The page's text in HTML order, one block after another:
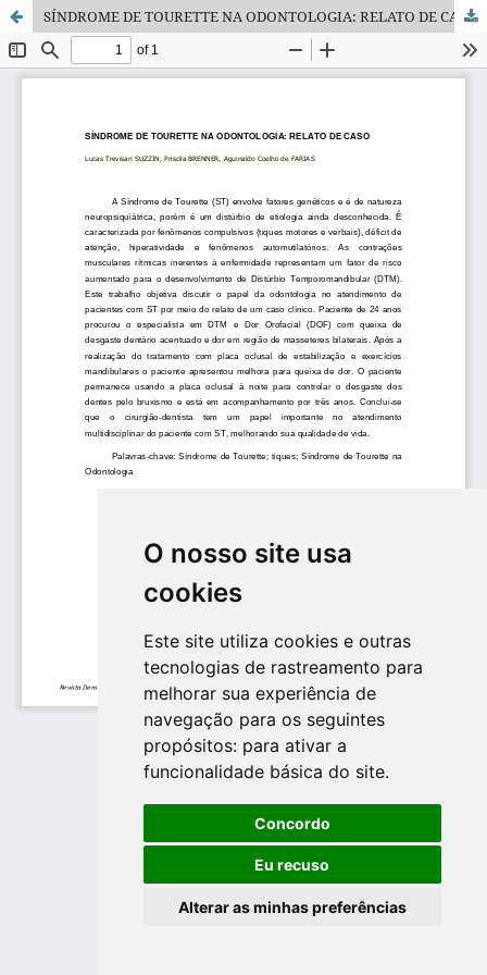
O nosso site usa
cookies
Este site utiliza cookies e outras
tecnologias de rastreamento para
melhorar sua experiência de
navegação para os seguintes
propósitos: para ativar a
funcionalidade básica do site.
Concordo
Eu recuso
Alterar as minhas preferências
SÍNDROME DE TOURETTE NA ODONTOLOGIA: RELATO DE CASO